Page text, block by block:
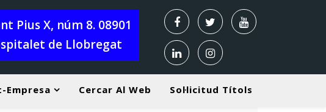
Pius X, núm 8. 08901
de Llobregat
Cercar Al Web Sol·licitud Títols